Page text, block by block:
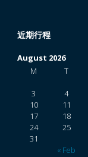
近期行程
August 2026
M
T
« Feb
3
4
10
11
17
18
24
25
31